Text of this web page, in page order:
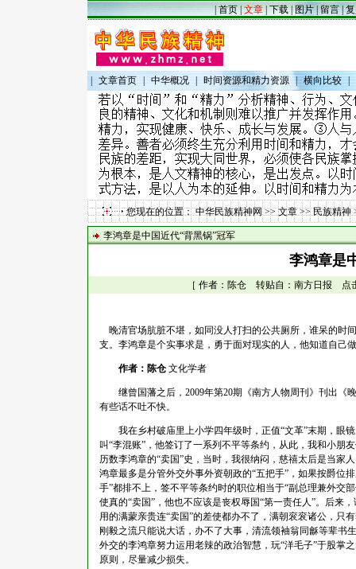
|首页|文章|下载| 图片|留言|
文章首页 中华概况 时间资源和精力资源 | 横向比较
您现在的位置：中华民族精神网>>文章>>民族精神
李鸿章是中国近代“背黑锅”冠军
李鸿章是
［ 作者：陈仓 转贴自：南方日报 点
晚清官场肮脏不堪，如同没人打扫的公共厕所，谁呆的时
支。李鸿章是个实事求是，勇于面对现实的人，他知道自己
作者：陈仓 文化学者
继曾国藩之后，2009年第20期《南方人物周刊》刊出《
有些话不吐不快。
我在乡村破庙里上小学四年级时，正值“文革”末期，眼
叫“李混账”，他签订了一系列不平等条约，从此，我和小朋
历数李鸿章的“卖国”史，当时，我很纳闷，慈禧太后是当家
鸿章最多是分管外交外事外资朝政的“五把手”，如果按爵位
手”都排不上，签不平等条约时的职位相当于“副总理兼外交
使真的“卖国”，他也不应该是丧权辱国“第一责任人”。后来
用的满蒙亲贵连“卖国”的差使都办不了，满朝衮衮诸公，只
刚毅之流只能说大话，办不了大事，清流领袖翁同龢等辈书
外交的李鸿章努力运用老辣的政治智慧，玩“洋毛子”于股掌
原则，尽量减少损失。